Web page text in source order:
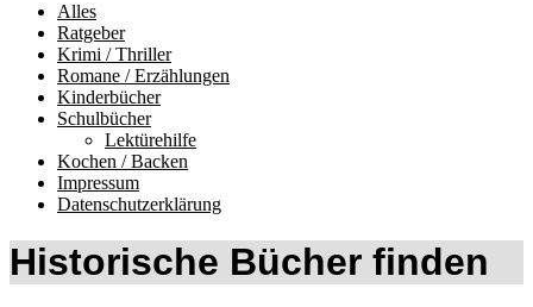
Alles
Ratgeber
Krimi / Thriller
Romane / Erzählungen
Kinderbücher
Schulbücher
Lektürehilfe
Kochen / Backen
Impressum
Datenschutzerklärung
Historische Bücher finden